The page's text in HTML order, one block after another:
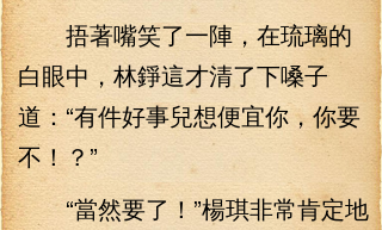
捂著嘴笑了一陣，在琉璃的
白眼中，林錚這才清了下嗓子
道：“有件好事兒想便宜你，你要
不！？”
“當然要了！”楊琪非常肯定地